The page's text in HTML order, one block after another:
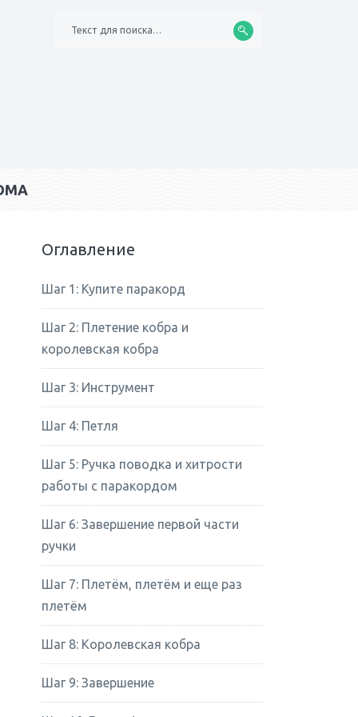
Текст для поиска…
Оглавление
Шаг 1: Купите паракорд
Шаг 2: Плетение кобра и
королевская кобра
Шаг 3: Инструмент
Шаг 4: Петля
Шаг 5: Ручка поводка и хитрости
работы с паракордом
Шаг 6: Завершение первой части
ручки
Шаг 7: Плетём, плетём и еще раз
плетём
Шаг 8: Королевская кобра
Шаг 9: Завершение